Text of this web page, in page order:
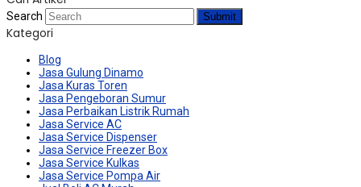
Search Submit
Kategori
Blog
Jasa Gulung Dinamo
Jasa Kuras Toren
Jasa Pengeboran Sumur
Jasa Perbaikan Listrik Rumah
Jasa Service AC
Jasa Service Dispenser
Jasa Service Freezer Box
Jasa Service Kulkas
Jasa Service Pompa Air